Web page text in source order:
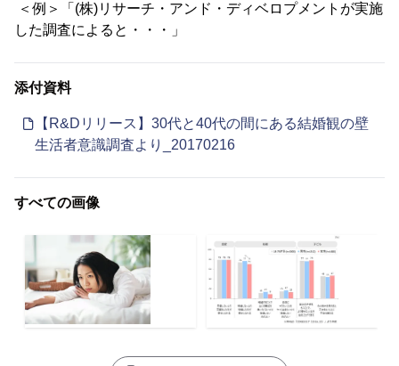
＜例＞「(株)リサーチ・アンド・ディベロプメントが実施
した調査によると・・・」
添付資料
【R&Dリリース】30代と40代の間にある結婚観の壁
生活者意識調査より_20170216
すべての画像